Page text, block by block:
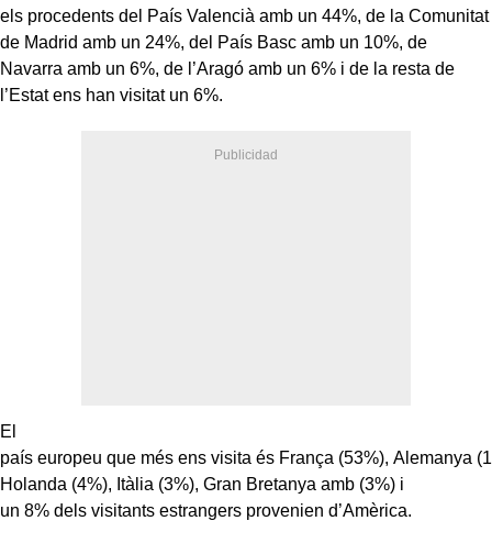
els procedents del País Valencià amb un 44%, de la Comunitat
de Madrid amb un 24%, del País Basc amb un 10%, de
Navarra amb un 6%, de l’Aragó amb un 6% i de la resta de
l’Estat ens han visitat un 6%.
El
país europeu que més ens visita és França (53%), Alemanya
Holanda (4%), Itàlia (3%), Gran Bretanya amb (3%) i
un 8% dels visitants estrangers provenien d’Amèrica.